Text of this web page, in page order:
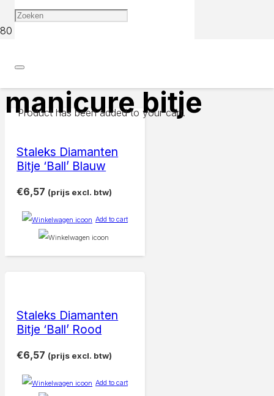
Producthas been added to your cart.
manicure bitje
Staleks Diamanten
Bitje ‘Ball’ Blauw
€6,57 (prijs excl. btw)
Add to cart
Staleks Diamanten
Bitje ‘Ball’ Rood
€6,57 (prijs excl. btw)
Add to cart